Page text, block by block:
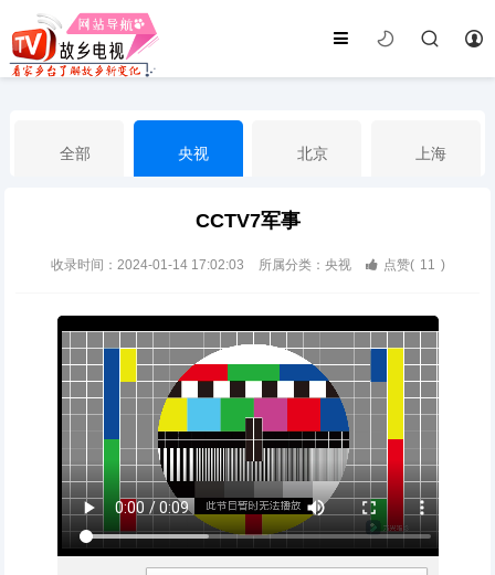
全部 央视 北京 上海
山东 江苏
辽宁 内蒙古 山西 陕西
CCTV7军事
收录时间：2024-01-14 17:02:03 所属分类：央视 点赞( 11 )